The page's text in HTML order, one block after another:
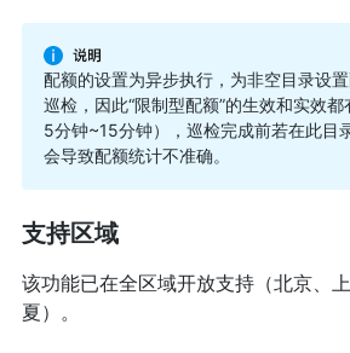
配额的设置为异步执行，为非空目录设
巡检，因此“限制型配额”的生效和实效
5分钟~15分钟），巡检完成前若在此目
会导致配额统计不准确。
支持区域
该功能已在全区域开放支持（北京、
夏）。